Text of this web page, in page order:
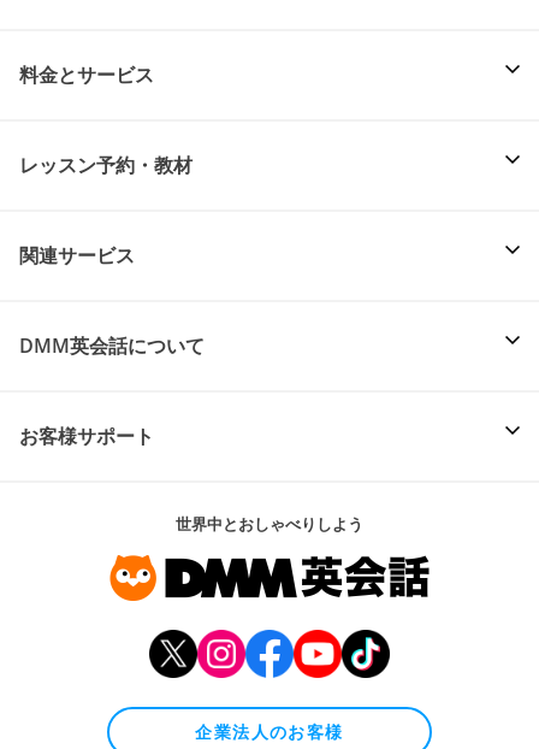
料金とサービス
レッスン予約・教材
関連サービス
DMM英会話について
お客様サポート
世界中とおしゃべりしよう
企業法人のお客様